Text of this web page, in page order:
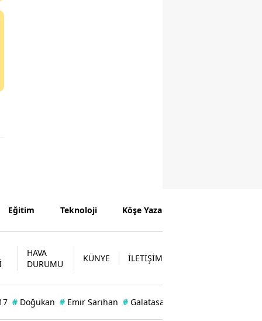
Eğitim Teknoloji Köşe Yazarları
HAVA
DURUMU
KÜNYE İLETİŞİM
# Doğukan # Emir Sarıhan # Galatasaray'